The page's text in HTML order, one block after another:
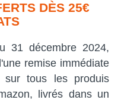
DÈS 25€
31 décembre 2024,
remise immédiate
tous les produis
livrés dans un